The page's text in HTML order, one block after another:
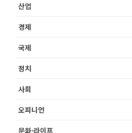
산업
경제
국제
정치
사회
오피니언
문화·라이프